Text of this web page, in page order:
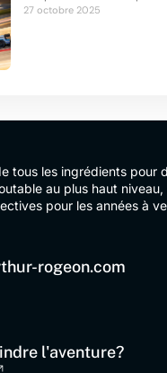
27 octobre 2025
tous les ingrédients pour
au plus haut niveau,
pour les années à
rogeon.com
l'aventure?